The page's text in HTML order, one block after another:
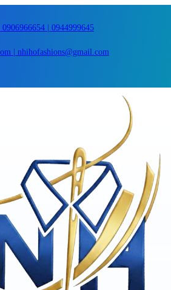
| 0944999645
| nhihofashions@gmail.com